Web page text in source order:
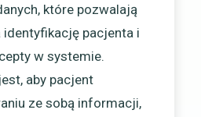
które pozwalają
pacjenta i
w systemie.
aby pacjent
ze sobą informacji,